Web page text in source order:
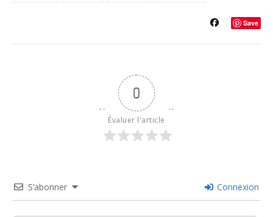
Save
0
Évaluer l'article
S’abonner Connexion